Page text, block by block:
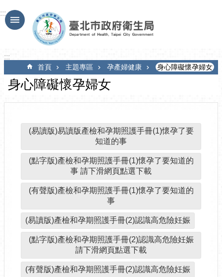
跳到主要內容區塊
:::
:::
首頁 主題專區 孕產婦健康 身心障礙懷孕婦女
身心障礙懷孕婦女
(易讀版)易讀版產檢和孕期照護手冊(1)懷孕了要
知道的事
(點字版)產檢和孕期照護手冊(1)懷孕了要知道的
事 請下滑網頁點選下載
(有聲版)產檢和孕期照護手冊(1)懷孕了要知道的
事
(易讀版)產檢和孕期照護手冊(2)認識高危險妊娠
(點字版)產檢和孕期照護手冊(2)認識高危險妊娠
請下滑網頁點選下載
(有聲版)產檢和孕期照護手冊(2)認識高危險妊娠